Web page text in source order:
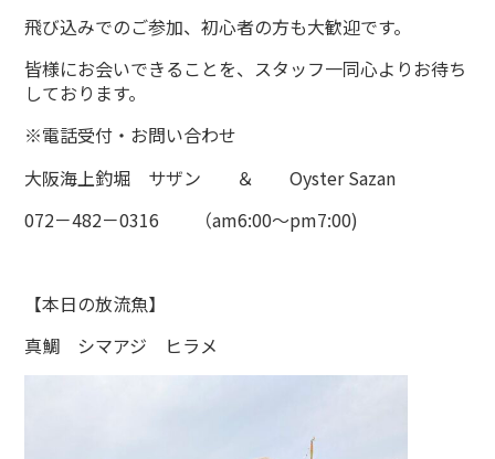
飛び込みでのご参加、初心者の方も大歓迎です。
皆様にお会いできることを、スタッフ一同心よりお待ち
しております。
※電話受付・お問い合わせ
大阪海上釣堀 サザン ＆ Oyster Sazan
072－482－0316 （am6:00～pm7:00)
【本日の放流魚】
真鯛 シマアジ ヒラメ